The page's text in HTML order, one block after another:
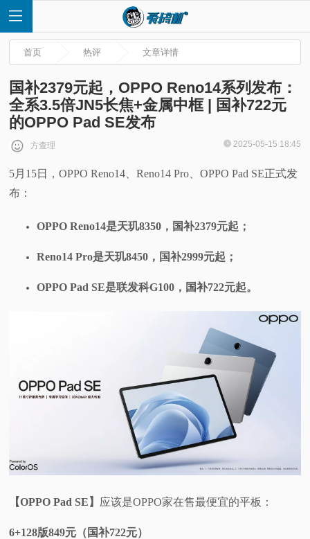
首
快
科
体
验
首页 热评 文章详情
国补2379元起，OPPO Reno14系列发布：
全系3.5倍JN5长焦+金属中框 | 国补722元
的OPPO Pad SE发布
方查理 2025-05-15 18:45
5月15日，OPPO Reno14、Reno14 Pro、OPPO Pad SE正式发
布：
OPPO Reno14是天玑8350，国补2379元起；
Reno14 Pro是天玑8450，国补2999元起；
OPPO Pad SE是联发科G100，国补722元起。
【OPPO Pad SE】 应该是OPPO家在售最便宜的平板：
6+128版849元（国补722元）